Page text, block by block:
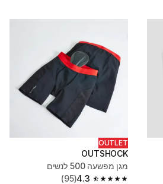
OUTLET
OUTSHOCK
מגן מפשעה 500 לנשים
4.3
(95)